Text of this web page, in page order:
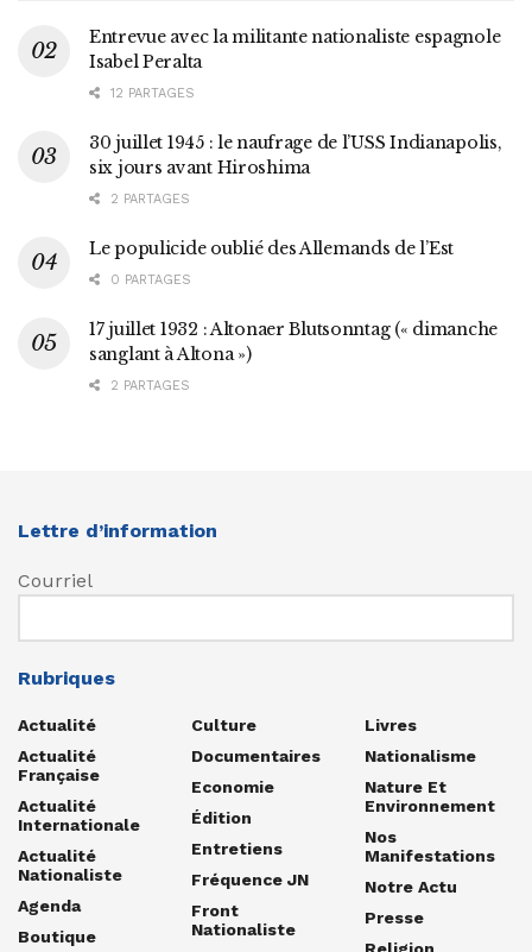
Entrevue avec la militante nationaliste espagnole
Isabel Peralta
12 PARTAGES
30 juillet 1945 : le naufrage de l’USS Indianapolis,
six jours avant Hiroshima
2 PARTAGES
Le populicide oublié des Allemands de l’Est
0 PARTAGES
17 juillet 1932 : Altonaer Blutsonntag (« dimanche
sanglant à Altona »)
2 PARTAGES
Lettre d’information
Courriel
Rubriques
Actualité
Actualité
Française
Actualité
Internationale
Actualité
Nationaliste
Agenda
Boutique
Culture
Documentaires
Economie
Édition
Entretiens
Fréquence JN
Front
Nationaliste
Livres
Nationalisme
Nature Et
Environnement
Nos
Manifestations
Notre Actu
Presse